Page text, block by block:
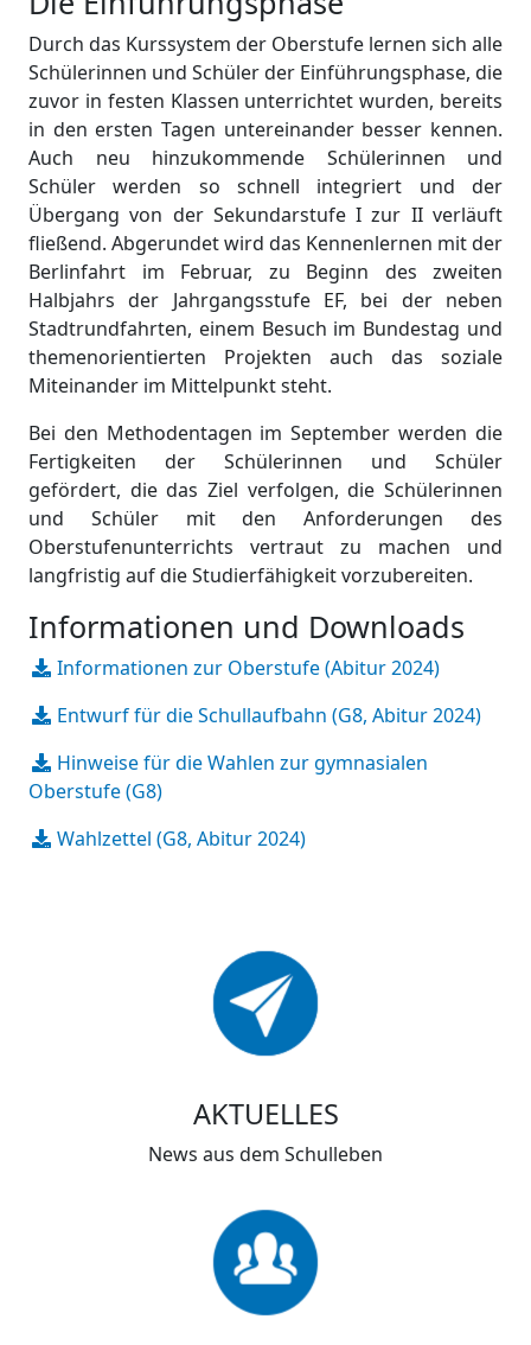
Durch das Kurssystem der Oberstufe lernen sich alle
Schülerinnen und Schüler der Einführungsphase, die
zuvor in festen Klassen unterrichtet wurden, bereits
in den ersten Tagen untereinander besser kennen.
Auch neu hinzukommende Schülerinnen und
Schüler werden so schnell integriert und der
Übergang von der Sekundarstufe I zur II verläuft
fließend. Abgerundet wird das Kennenlernen mit der
Berlinfahrt im Februar, zu Beginn des zweiten
Halbjahrs der Jahrgangsstufe EF, bei der neben
Stadtrundfahrten, einem Besuch im Bundestag und
themenorientierten Projekten auch das soziale
Miteinander im Mittelpunkt steht.
Bei den Methodentagen im September werden die
Fertigkeiten der Schülerinnen und Schüler
gefördert, die das Ziel verfolgen, die Schülerinnen
und Schüler mit den Anforderungen des
Oberstufenunterrichts vertraut zu machen und
langfristig auf die Studierfähigkeit vorzubereiten.
Informationen und Downloads
Informationen zur Oberstufe (Abitur 2024)
Entwurf für die Schullaufbahn (G8, Abitur 2024)
Hinweise für die Wahlen zur gymnasialen
Oberstufe (G8)
Wahlzettel (G8, Abitur 2024)
AKTUELLES
News aus dem Schulleben